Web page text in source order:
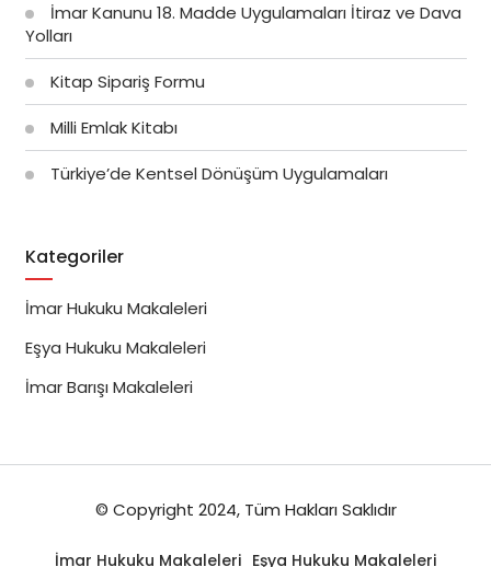
İmar Kanunu 18. Madde Uygulamaları İtiraz ve Dava
Yolları
Kitap Sipariş Formu
Milli Emlak Kitabı
Türkiye’de Kentsel Dönüşüm Uygulamaları
Kategoriler
İmar Hukuku Makaleleri
Eşya Hukuku Makaleleri
İmar Barışı Makaleleri
© Copyright 2024, Tüm Hakları Saklıdır
İmar Hukuku Makaleleri Eşya Hukuku Makaleleri